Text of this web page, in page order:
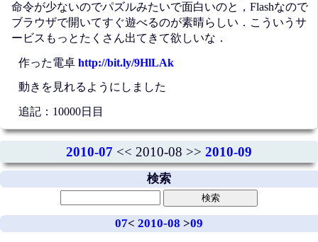
命令が少ないのでパズルみたいで面白いのと，Flashなので
ブラウザで開いてすぐ遊べるのが素晴らしい．こういうサ
ービスもっとたくさん出てきて欲しいな．
作った電卓 http://bit.ly/9HlLAk
動きを見れるようにしました
追記：10000日目
2010-07 << 2010-08 >> 2010-09
検索
07< 2010-08 >09